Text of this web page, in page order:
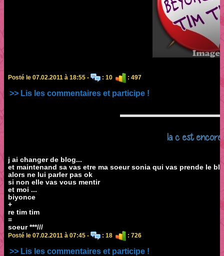
Posté le 07.02.2011 à 18:55 - : 10 : 497
>> Lis les commentaires et participe !
la c est
j ai changer de blog...
et maintenand sa vas etre ma soeur sonia qui vas prende le
alors ne lui parler pas ok
si non elle vas vous mentir
et moi ...
biyonce
+
re tim tim
=
soeur ***///
Posté le 07.02.2011 à 07:45 - : 18 : 726
>> Lis les commentaires et participe !